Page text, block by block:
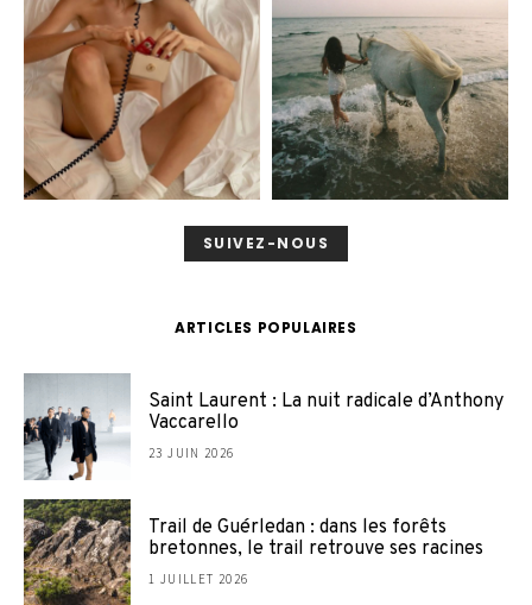
SUIVEZ-NOUS
ARTICLES POPULAIRES
Saint Laurent : La nuit radicale d’Anthony
Vaccarello
23 JUIN 2026
Trail de Guérledan : dans les forêts
bretonnes, le trail retrouve ses racines
1 JUILLET 2026